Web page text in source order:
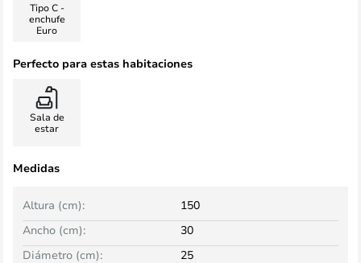
Tipo C -
enchufe
Euro
Perfecto para estas habitaciones
Sala de
estar
Medidas
Ancho (cm): 30
Altura (cm): 150
Diámetro (cm): 25